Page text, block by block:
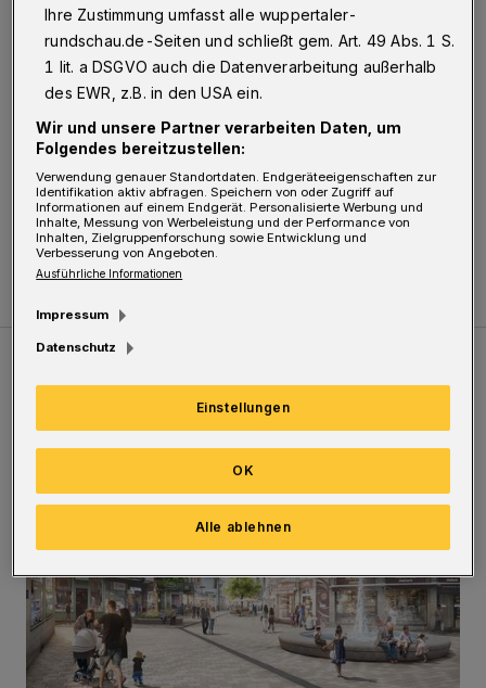
auf einigen Linien angepasst und Änderungen
vorgenommen, die zur weiteren Verbesserung
der Anschlüsse sowie der Fahrtabstände
zwischen verschiedenen Linien führen".
Die neuen Fahrplanhefte und Linienpläne sind
kostenlos in den Mobi-Centern erhältlich. Sie
gibt es auch online:hier klicken!
Meistgelesen Neueste Artikel Zum Thema
Ein neuer Brunnen für die Alte Freiheit
Ihre Zustimmung umfasst alle wuppertaler-
rundschau.de-Seiten und schließt gem. Art. 49 Abs. 1 S.
1 lit. a DSGVO auch die Datenverarbeitung außerhalb
des EWR, z.B. in den USA ein.
Wir und unsere Partner verarbeiten Daten, um
Folgendes bereitzustellen:
Verwendung genauer Standortdaten. Endgeräteeigenschaften zur
Identifikation aktiv abfragen. Speichern von oder Zugriff auf
Informationen auf einem Endgerät. Personalisierte Werbung und
Inhalte, Messung von Werbeleistung und der Performance von
Inhalten, Zielgruppenforschung sowie Entwicklung und
Verbesserung von Angeboten.
Ausführliche Informationen
Impressum
Datenschutz
Einstellungen
Alle ablehnen
OK